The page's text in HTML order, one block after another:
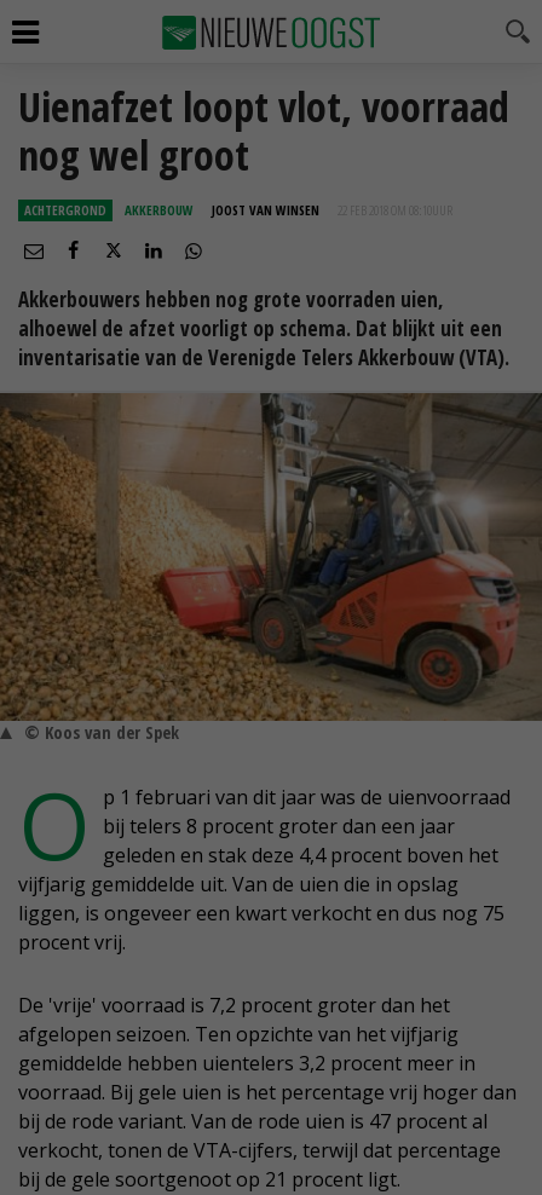
Uienafzet loopt vlot, voorraad
nog wel groot
ACHTERGROND AKKERBOUW JOOST VAN WINSEN 22 FEB 2018 OM 08:10
Akkerbouwers hebben nog grote voorraden uien,
alhoewel de afzet voorligt op schema. Dat blijkt uit een
inventarisatie van de Verenigde Telers Akkerbouw (VTA).
© Koos van der Spek
O
p 1 februari van dit jaar was de uienvoorraad
bij telers 8 procent groter dan een jaar
geleden en stak deze 4,4 procent boven het
vijfjarig gemiddelde uit. Van de uien die in opslag
liggen, is ongeveer een kwart verkocht en dus nog 75
procent vrij.
De 'vrije' voorraad is 7,2 procent groter dan het
afgelopen seizoen. Ten opzichte van het vijfjarig
gemiddelde hebben uientelers 3,2 procent meer in
voorraad. Bij gele uien is het percentage vrij hoger dan
bij de rode variant. Van de rode uien is 47 procent al
verkocht, tonen de VTA-cijfers, terwijl dat percentage
bij de gele soortgenoot op 21 procent ligt.